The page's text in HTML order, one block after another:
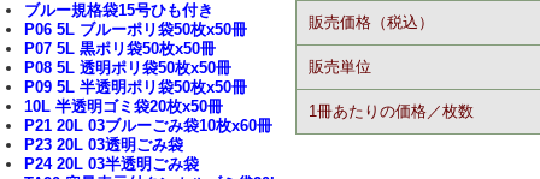
ブルー規格袋15号ひも付き
P06 5L ブルーポリ袋50枚x50冊
P07 5L 黒ポリ袋50枚x50冊
P08 5L 透明ポリ袋50枚x50冊
P09 5L 半透明ポリ袋50枚x50冊
10L 半透明ゴミ袋20枚x50冊
P21 20L 03ブルーごみ袋10枚x60冊
P23 20L 03透明ごみ袋
P24 20L 03半透明ごみ袋
販売価格（税込）
販売単位
1冊あたりの価格／枚数